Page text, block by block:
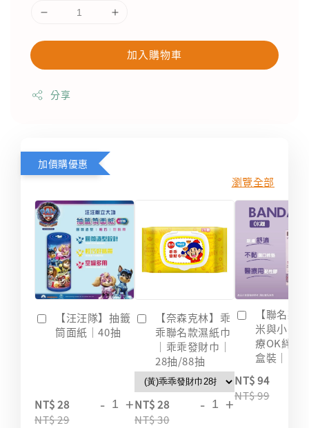
加入購物車
分享
加價購優惠
瀏覽全部
【汪汪隊】抽籤
筒面紙｜40抽
NT$ 28
NT$ 29
- +
【奈森克林】乖
乖聯名款濕紙巾
｜乖乖發財巾｜
28抽/88抽
NT$ 28
NT$ 30
- +
【聯名款
米與小惡
療OK絆｜
盒裝｜台
NT$ 94
NT$ 99